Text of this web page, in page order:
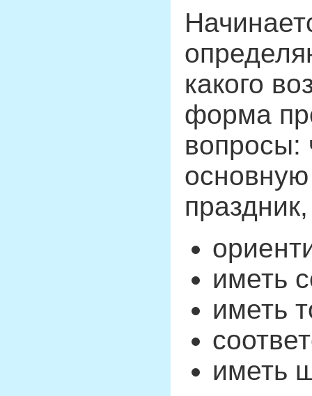
какого
форма
вопросы:
иметь
иметь
иметь